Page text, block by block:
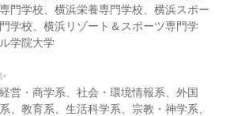
門学校、横浜栄養専門学校、横浜スポー
学校、横浜リゾート＆スポーツ専門学
学院大学
営・商学系、社会・環境情報系、外国
、教育系、生活科学系、宗教・神学系、